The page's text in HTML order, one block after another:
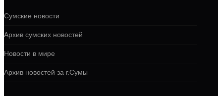
Сумские новости
Архив сумских новостей
Новости в мире
Архив новостей за г.Сумы